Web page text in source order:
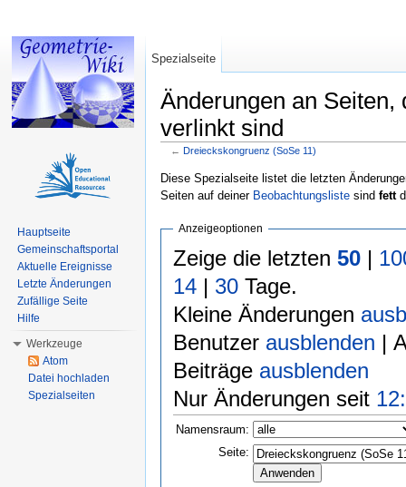
Änderungen an Seiten,
verlinkt sind
← Dreieckskongruenz (SoSe 11)
Diese Spezialseite listet die letzten
Seiten auf deiner Beobachtungsliste sind fett
Anzeigeoptionen
Zeige die letzten 50|
14| 30Tage.
Kleine Änderungen
Benutzer ausblenden |
Beiträge ausblenden
Nur Änderungen seit
Namensraum:
Seite:
Spezialseite
Hauptseite
Gemeinschaftsportal
Aktuelle Ereignisse
Letzte Änderungen
Zufällige Seite
Hilfe
Werkzeuge
Atom
Datei hochladen
Spezialseiten